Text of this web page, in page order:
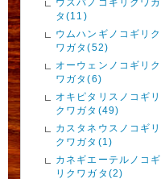
タ(11)
ウムハンギノコギリク
ワガタ(52)
オーウェンノコギリク
ワガタ(6)
オキピタリスノコギリ
クワガタ(49)
カスタネウスノコギリ
クワガタ(1)
カネギエーテルノコギ
リクワガタ(2)